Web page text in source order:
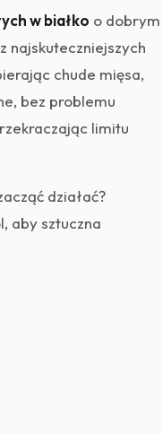
w białko o dobrym
najskuteczniejszych
chude mięsa,
bez problemu
limitu
działać?
aby sztuczna